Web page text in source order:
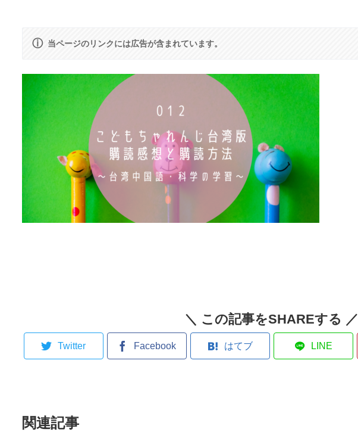
ⓘ 当ページのリンクには広告が含まれています。
＼ この記事をSHAREする ／
Twitter Facebook はてブ LINE
関連記事